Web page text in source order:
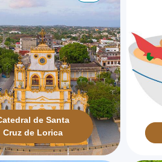
de Santa
Cruz de Lorica